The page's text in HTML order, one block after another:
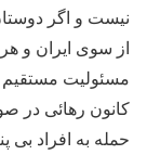
نیست و اگر
از سوی ایران و
مسئولیت
کانون رهائی
حمله به افراد بی